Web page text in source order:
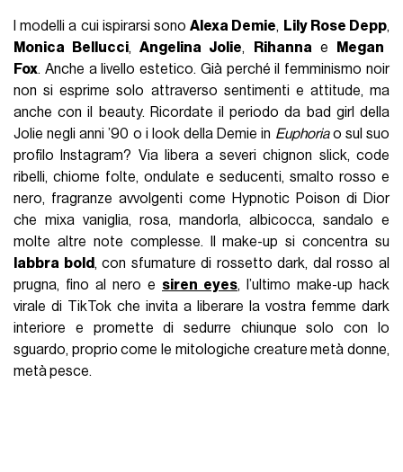
I modelli a cui ispirarsi sonoAlexa Demie, Lily Rose Depp,
Monica Bellucci,Angelina Jolie, Rihanna e
Megan
Fox. Anche a livello estetico. Già perché il femminismo noir
non si esprime solo attraverso sentimenti e attitude, ma
anche con il beauty. Ricordate il periodo da bad girl della
Jolie negli anni ’90 o i look della Demie in Euphoriao sul suo
profilo Instagram? Via libera a severi chignon slick, code
ribelli, chiome folte, ondulate e seducenti, smalto rosso e
nero, fragranze avvolgenti come Hypnotic Poison di Dior
che mixa vaniglia, rosa, mandorla, albicocca, sandalo e
molte altre note complesse. Il make-up si concentra su
labbra bold , con sfumature di rossetto dark, dal rosso al
prugna, fino al nero e siren eyes, l’ultimo make-up hack
virale di TikTok che invita a liberare la vostra femme dark
interiore e promette di sedurre chiunque solo con lo
sguardo, proprio come le mitologiche creature metà donne,
metà pesce.